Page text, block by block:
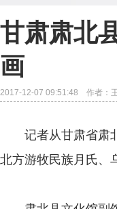
甘肃肃北
画
2017-12-07 09:51:48 作者：
记者从甘肃省肃北
北方游牧民族月氏、